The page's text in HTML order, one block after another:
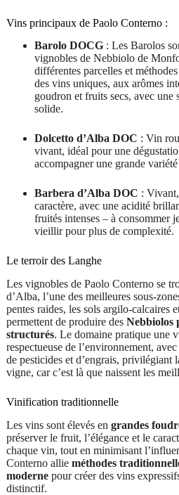
Vins principaux de Paolo Conterno :
Barolo DOCG: Les Barolos
vignobles de Nebbiolo de
différentes parcelles et
des vins uniques, aux arômes
goudron et fruits secs, avec une
solide.
Dolcetto d’Alba DOC : Vin
vivant, idéal pour une
accompagner une grande
Barbera d’Alba DOC :
caractère, avec une acidité
fruités intenses – à consommer
vieillir pour plus de complexité.
Le terroir des Langhe
Les vignobles de Paolo Conterno se
d’Alba, l’une des meilleures sous-
pentes raides, les sols argilo-calcaires
permettent de produire des Nebbiolos
structurés. Le domaine pratique une
respectueuse de l’environnement,
de pesticides et d’engrais, privilégiant
vigne, car c’est là que naissent les
Vinification traditionnelle
Les vins sont élevés en grandes
préserver le fruit, l’élégance et le
chaque vin, tout en minimisant
Conterno allie méthodes
modernepour créer des vins
distinctif.